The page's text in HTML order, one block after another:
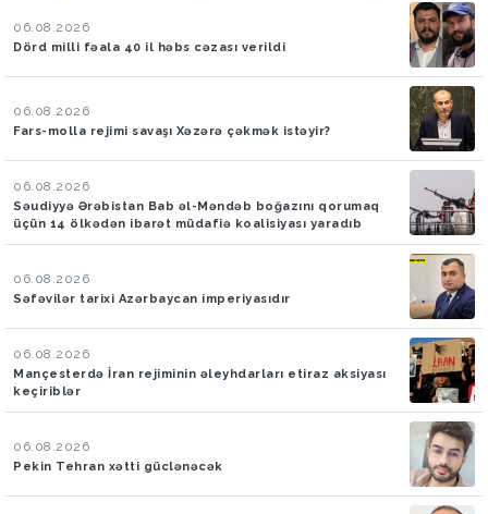
06.08.2026
Dörd milli fəala 40 il həbs cəzası verildi
06.08.2026
Fars-molla rejimi savaşı Xəzərə çəkmək istəyir?
06.08.2026
Səudiyyə Ərəbistan Bab əl-Məndəb boğazını qorumaq
üçün 14 ölkədən ibarət müdafiə koalisiyası yaradıb
06.08.2026
Səfəvilər tarixi Azərbaycan imperiyasıdır
06.08.2026
Mançesterdə İran rejiminin əleyhdarları etiraz aksiyası
keçiriblər
06.08.2026
Pekin Tehran xətti güclənəcək